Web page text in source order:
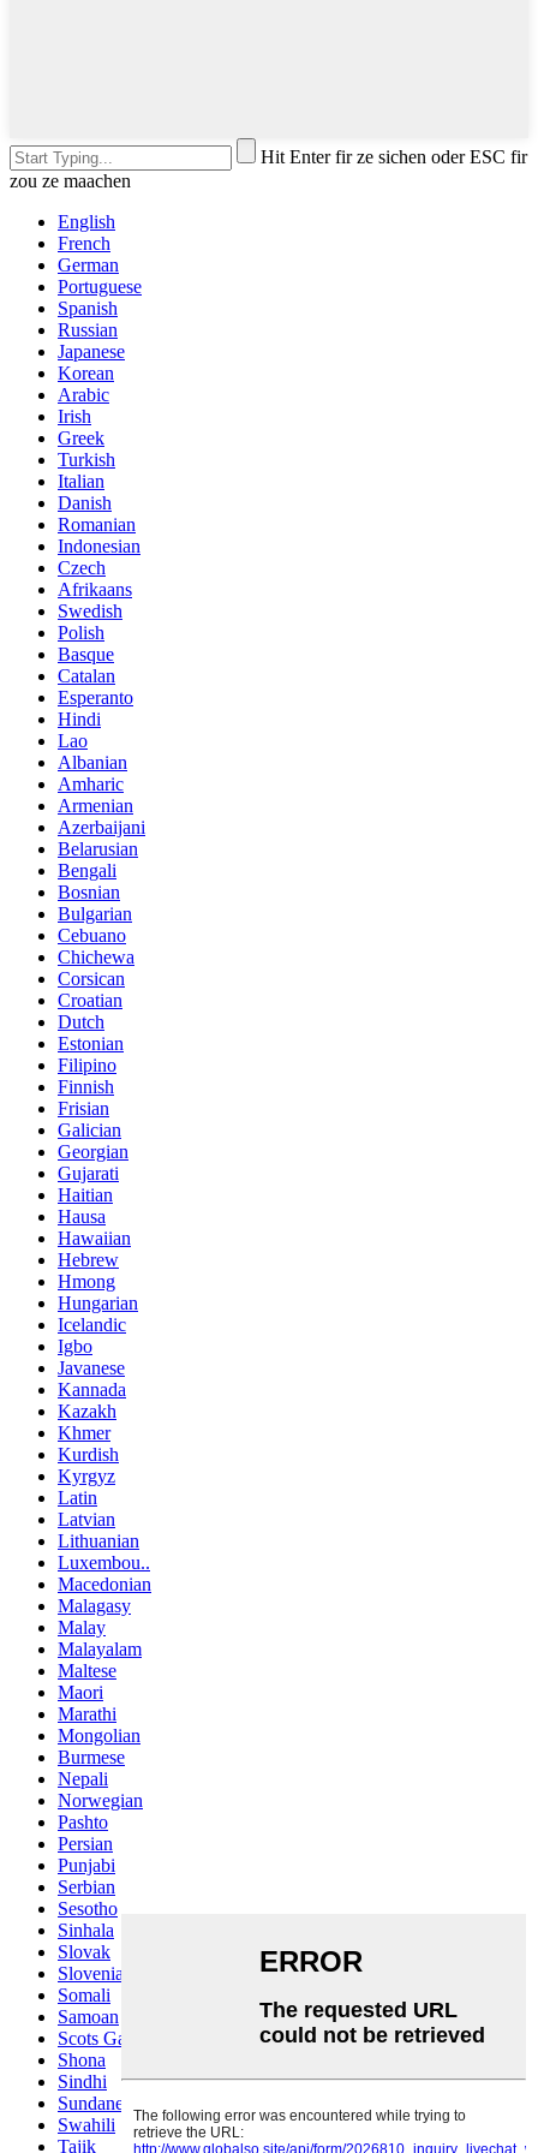
Hit Enter fir ze sichen oder ESC fir
zou ze maachen
English
French
German
Portuguese
Spanish
Russian
Japanese
Korean
Arabic
Irish
Greek
Turkish
Italian
Danish
Romanian
Indonesian
Czech
Afrikaans
Swedish
Polish
Basque
Catalan
Esperanto
Hindi
Lao
Albanian
Amharic
Armenian
Azerbaijani
Belarusian
Bengali
Bosnian
Bulgarian
Cebuano
Chichewa
Corsican
Croatian
Dutch
Estonian
Filipino
Finnish
Frisian
Galician
Georgian
Gujarati
Haitian
Hausa
Hawaiian
Hebrew
Hmong
Hungarian
Icelandic
Igbo
Javanese
Kannada
Kazakh
Khmer
Kurdish
Kyrgyz
Latin
Latvian
Lithuanian
Luxembou..
Macedonian
Malagasy
Malay
Malayalam
Maltese
Maori
Marathi
Mongolian
Burmese
Nepali
Norwegian
Pashto
Persian
Punjabi
Serbian
Sesotho
Sinhala
Slovak
Slovenian
Somali
Samoan
Scots Gaelic
Shona
Sindhi
Sundanese
Swahili
Tajik